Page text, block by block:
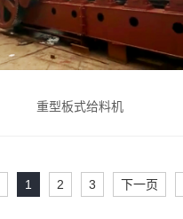
重型板式给料机
1 2 3 下一页